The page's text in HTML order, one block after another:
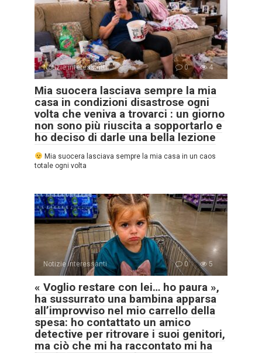
Notizie interessanti 0 4
Mia suocera lasciava sempre la mia
casa in condizioni disastrose ogni
volta che veniva a trovarci : un giorno
non sono più riuscita a sopportarlo e
ho deciso di darle una bella lezione
Mia suocera lasciava sempre la mia casa in un caos
totale ogni volta
Notizie interessanti 0 5
« Voglio restare con lei… ho paura »,
ha sussurrato una bambina apparsa
all’improvviso nel mio carrello della
spesa: ho contattato un amico
detective per ritrovare i suoi genitori,
ma ciò che mi ha raccontato mi ha